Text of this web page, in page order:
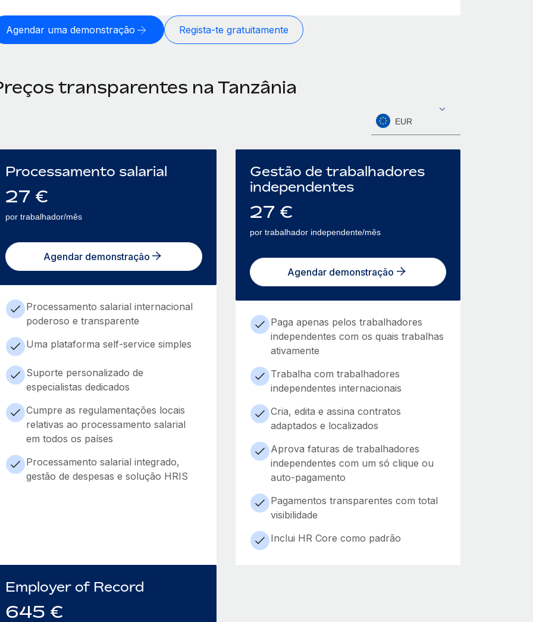
Agendar uma demonstração Regista-te gratuitamente
transparentes na Tanzânia
EUR
Processamento salarial
27 €
por trabalhador/mês
Agendar demonstração
Processamento salarial internacional
poderoso e transparente
Uma plataforma self-service simples
Suporte personalizado de
especialistas dedicados
Cumpre as regulamentações locais
relativas ao processamento salarial
em todos os países
Processamento salarial integrado,
gestão de despesas e solução HRIS
Gestão de trabalhadores
independentes
27 €
por trabalhador independente/mês
Agendar demonstração
Paga apenas pelos trabalhadores
independentes com os quais trabalhas
ativamente
Trabalha com trabalhadores
independentes internacionais
Cria, edita e assina contratos
adaptados e localizados
Aprova faturas de trabalhadores
independentes com um só clique ou
auto-pagamento
Pagamentos transparentes com total
visibilidade
Inclui HR Core como padrão
Employer of Record
645 €